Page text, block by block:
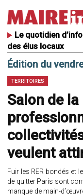
Le quotidien
des élus locaux
Édition du
TERRITOIRES
Salon de
veulent
Fuir les RER bondés et
de quitter Paris sont
manque de main-